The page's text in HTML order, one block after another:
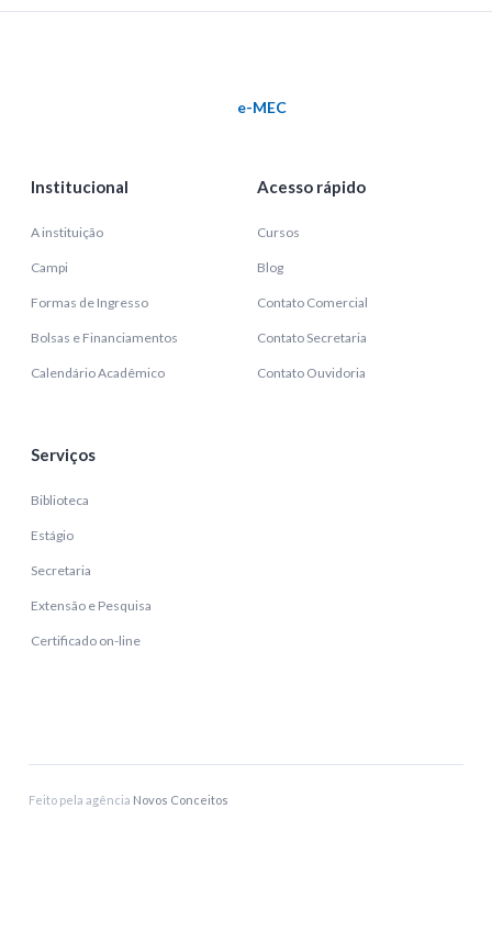
e-MEC
Institucional
A instituição
Campi
Formas de Ingresso
Bolsas e Financiamentos
Calendário Acadêmico
Acesso rápido
Cursos
Blog
Contato Comercial
Contato Secretaria
Contato Ouvidoria
Serviços
Biblioteca
Estágio
Secretaria
Extensão e Pesquisa
Certificado on-line
Feito pela agência Novos Conceitos